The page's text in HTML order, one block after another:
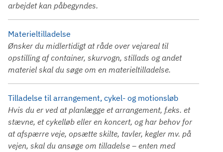
arbejdet kan påbegyndes.
Materieltilladelse
Ønsker du midlertidigt at råde over vejareal til
opstilling af container, skurvogn, stillads og andet
materiel skal du søge om en materieltilladelse.
Tilladelse til arrangement, cykel- og motionsløb
Hvis du er ved at planlægge et arrangement, f.eks. et
stævne, et cykelløb eller en koncert, og har behov for
at afspærre veje, opsætte skilte, tavler, kegler mv. på
vejen, skal du ansøge om tilladelse – enten med